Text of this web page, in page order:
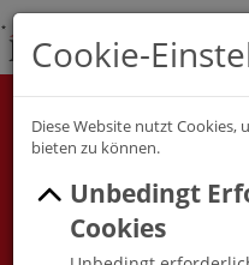
Jobchannel
Alle Berufsfelder
Umkreis
Cookie-
Diese Website nutzt
bieten zu können.
Unbedingt
Cookies